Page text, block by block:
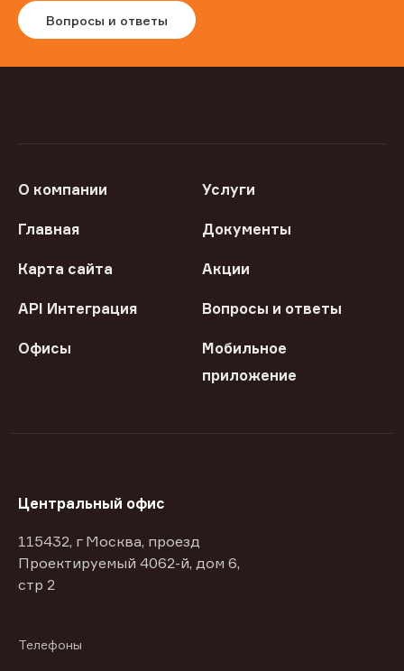
Вопросы и ответы
О компании Услуги
Главная Документы
Карта сайта Акции
API Интеграция Вопросы и ответы
Офисы
Мобильное
приложение
Центральный офис
115432, г Москва, проезд
Проектируемый 4062-й, дом 6,
стр 2
Телефоны